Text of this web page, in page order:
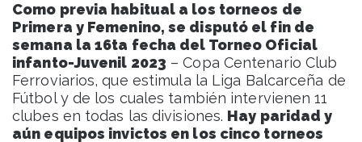
Como previa habitual a los torneos de
Primera y Femenino, se disputó el fin de
semana la 16ta fecha del Torneo Oficial
infanto-Juvenil 2023 – Copa Centenario Club
Ferroviarios, que estimula la Liga Balcarceña de
Fútbol y de los cuales también intervienen 11
clubes en todas las divisiones. Hay paridad y
aún equipos invictos en los cinco torneos